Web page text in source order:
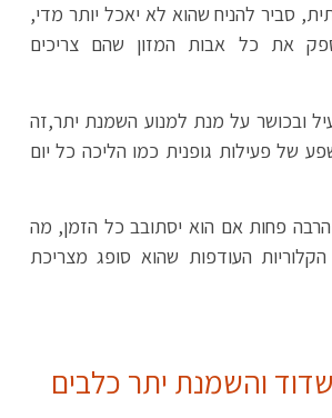
סביר להניח שהוא לא יאכל יותר מדי,
את כל אבות המזון שהם צריכים
ובכושר על מנת למנוע השמנת יתר,זה
של פעילות גופנית כמו הליכה כל יום
פחות אם הוא יסתובב כל הזמן, מה
העודפות שהוא סופג מצריכת
והשמנת יתר כלבים